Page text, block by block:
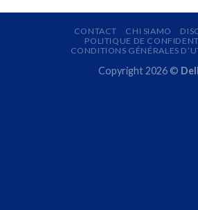
CONTACT CHI SIAMO
POLITIQUE DE
CONDITIONS GÉNÉRALES
Copyright 2026 ©